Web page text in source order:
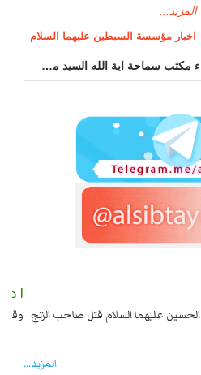
المزيد...
اخبار مؤسسة السبطين عليهما السلام
تقرير مصوّر - موكب عزاء مکتب سماحة اية الله السيد مرتضى الموسوي الاصفهاني في يوم إستشهاد السيدة فاطم...
الحسين عليهما السلام قتل صاحب الزنج
المزید...